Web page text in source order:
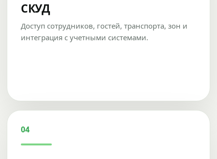
СКУД
Доступ сотрудников, гостей, транспорта, зон и
интеграция с учетными системами.
04